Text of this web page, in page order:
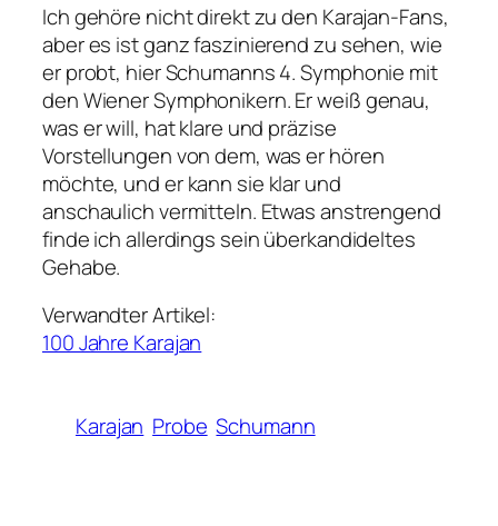
Ich gehöre nicht direkt zu den Karajan-Fans,
aber es ist ganz faszinierend zu sehen, wie
er probt, hier Schumanns 4. Symphonie mit
den Wiener Symphonikern. Er weiß genau,
was er will, hat klare und präzise
Vorstellungen von dem, was er hören
möchte, und er kann sie klar und
anschaulich vermitteln. Etwas anstrengend
finde ich allerdings sein überkandideltes
Gehabe.
Verwandter Artikel:
100 Jahre Karajan
Karajan Probe Schumann